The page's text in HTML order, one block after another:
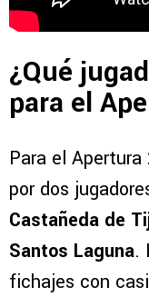
¿Qué
para el
Para el
por dos
Castañeda de
Santos Laguna.
fichajes con